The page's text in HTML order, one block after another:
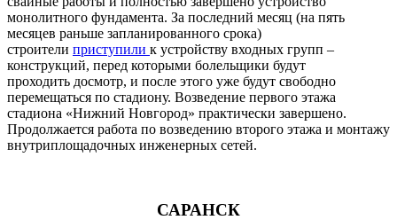
монолитного фундамента. За последний месяц (на пять
месяцев раньше запланированного срока)
строители приступили к устройству входных групп –
конструкций, перед которыми болельщики будут
проходить досмотр, и после этого уже будут свободно
перемещаться по стадиону. Возведение первого этажа
стадиона «Нижний Новгород» практически завершено.
Продолжается работа по возведению второго этажа и монтажу
внутриплощадочных инженерных сетей.
САРАНСК